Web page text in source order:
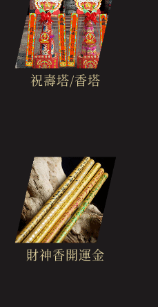
祝壽塔/香塔
財神香開運金